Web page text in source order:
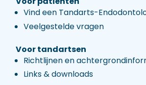
Vind een Tandarts-
Veelgestelde vragen
Voor tandartsen
Richtlijnen en
Links & downloads